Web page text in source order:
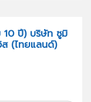
10 ปี) บริษัท ซูมิ
(ไทยแลนด์)